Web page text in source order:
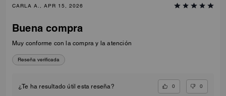
CARLA A., APR 15, 2026
Buena compra
Muy conforme con la compra y la atención
Reseña verificada
¿Te ha resultado útil esta reseña? 0 0